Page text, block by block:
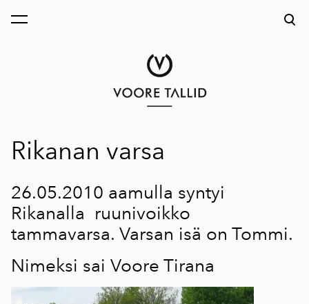
on lisätty ostoskoriin.
Rikanan varsa
26.05.2010 aamulla syntyi
Rikanalla ruunivoikko
tammavarsa. Varsan isä on Tommi.
Nimeksi sai Voore Tirana